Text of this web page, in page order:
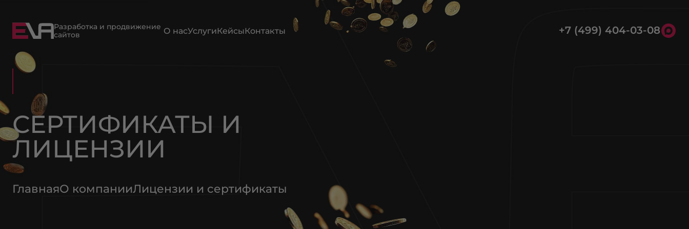
Разработка и продвижение
сайтов
О насУслугиКейсыКонтакты
+7 (499) 404-03-08
СЕРТИФИКАТЫ И
ЛИЦЕНЗИИ
ГлавнаяО компанииЛицензии и сертификаты